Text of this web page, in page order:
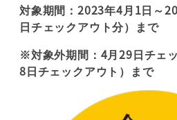
対象期間：2023年4月1日～
日チェックアウト分）まで
※対象外期間：4月29日チェ
8日チェックアウト）まで